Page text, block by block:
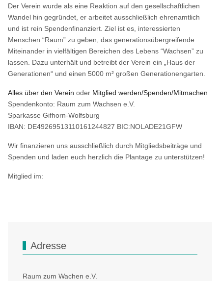
Der Verein wurde als eine Reaktion auf den gesellschaftlichen
Wandel hin gegründet, er arbeitet ausschließlich ehrenamtlich
und ist rein Spendenfinanziert. Ziel ist es, interessierten
Menschen “Raum” zu geben, das generationsübergreifende
Miteinander in vielfältigen Bereichen des Lebens “Wachsen” zu
lassen. Dazu unterhält und betreibt der Verein ein „Haus der
Generationen“ und einen 5000 m² großen Generationengarten.
Alles über den Verein oder Mitglied werden/Spenden/Mitmachen
Spendenkonto: Raum zum Wachsen e.V.
Sparkasse Gifhorn-Wolfsburg
IBAN: DE49269513110161244827 BIC:NOLADE21GFW
Wir finanzieren uns ausschließlich durch Mitgliedsbeiträge und
Spenden und laden euch herzlich die Plantage zu unterstützen!
Mitglied im:
Adresse
Raum zum Wachen e.V.